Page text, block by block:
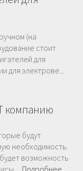
(на
стоит
для
для электрове...
компанию
будут
необходимость.
возможность
Подробнее…